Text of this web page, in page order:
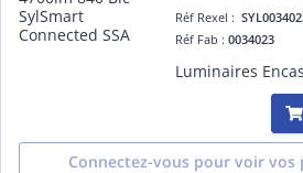
Réf Rexel :
Réf Fab :0034023
Connectez-vous pour voir vos